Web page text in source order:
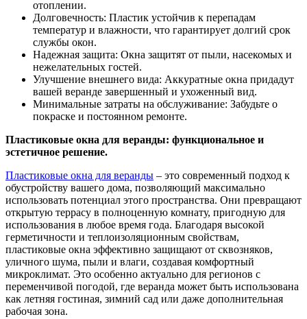
отоплении.
Долговечность: Пластик устойчив к перепадам
температур и влажности, что гарантирует долгий срок
службы окон.
Надежная защита: Окна защитят от пыли, насекомых и
нежелательных гостей.
Улучшение внешнего вида: Аккуратные окна придадут
вашей веранде завершенный и ухоженный вид.
Минимальные затраты на обслуживание: Забудьте о
покраске и постоянном ремонте.
Пластиковые окна для веранды: функциональное и
эстетичное решение.
Пластиковые окна для веранды – это современный подход к
обустройству вашего дома, позволяющий максимально
использовать потенциал этого пространства. Они превращают
открытую террасу в полноценную комнату, пригодную для
использования в любое время года. Благодаря высокой
герметичности и теплоизоляционным свойствам,
пластиковые окна эффективно защищают от сквозняков,
уличного шума, пыли и влаги, создавая комфортный
микроклимат. Это особенно актуально для регионов с
переменчивой погодой, где веранда может быть использована
как летняя гостиная, зимний сад или даже дополнительная
рабочая зона.